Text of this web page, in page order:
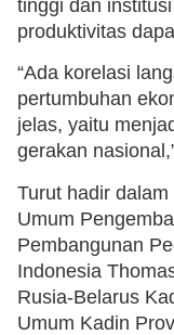
tinggi dan
produktivitas
“Ada korelasi
pertumbuhan
jelas, yaitu
gerakan
Turut hadir
Umum
Pembangunan
Indonesia
Rusia-Belarus
Umum Kadin